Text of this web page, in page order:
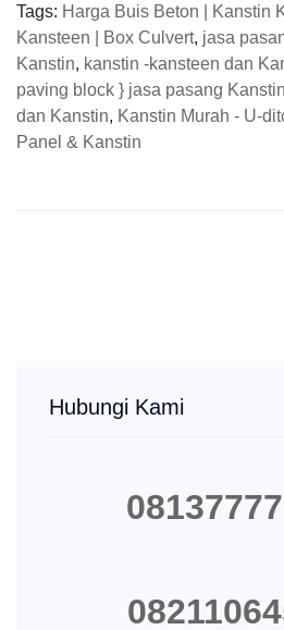
Tags: Harga Buis Beton | Kanstin
Kansteen | Box Culvert, jasa
Kanstin, kanstin -kansteen dan
paving block } jasa pasang Kanstin
dan Kanstin, Kanstin Murah - U-
Panel & Kanstin
Hubungi Kami